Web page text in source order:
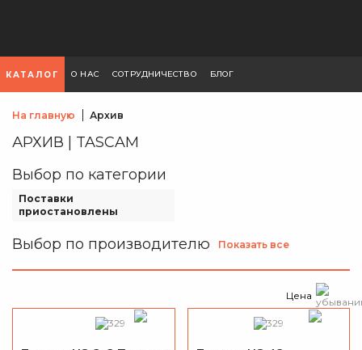
КАТАЛОГ О НАС СОТРУДНИЧЕСТВО БЛОГ
На главную Архив
АРХИВ | TASCAM
Выбор по категории
Поставки
приостановлены
Выбор по производителю Показать все
Цена